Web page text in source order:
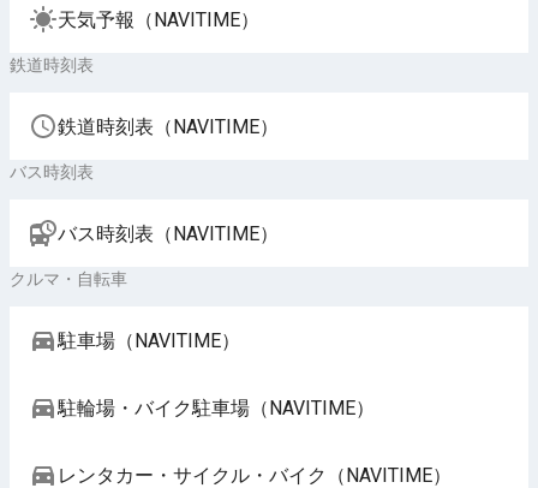
天気予報（NAVITIME）
鉄道時刻表
鉄道時刻表（NAVITIME）
バス時刻表
バス時刻表（NAVITIME）
クルマ・自転車
駐車場（NAVITIME）
駐輪場・バイク駐車場（NAVITIME）
レンタカー・サイクル・バイク（NAVITIME）